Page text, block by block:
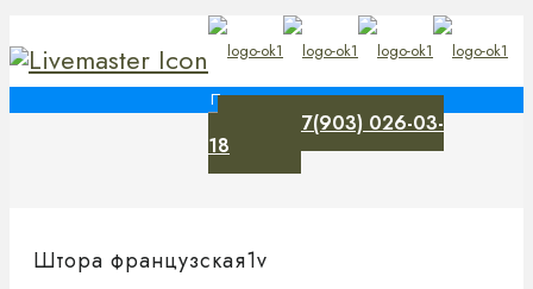
+7(903) 026-03-
18
Штора французская1v